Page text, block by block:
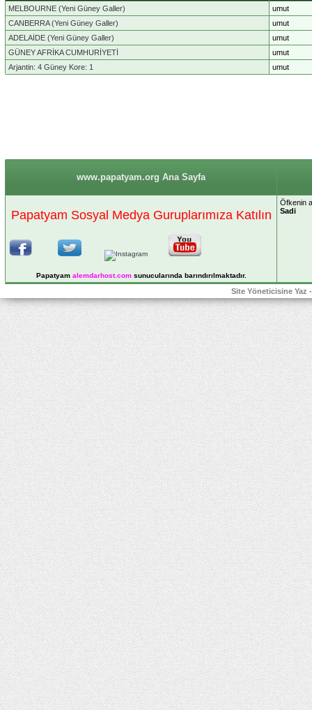
MELBOURNE (Yeni Güney Galler)
umut
CANBERRA (Yeni Güney Galler)
umut
ADELAİDE (Yeni Güney Galler)
umut
GÜNEY AFRİKA CUMHURİYETİ
umut
Arjantin: 4 Güney Kore: 1
umut
www.papatyam.org Ana Sayfa
Papatyam Sosyal Medya Guruplarımıza Katılın
Papatyam alemdarhost.comsunucularında barındırılmaktadır.
Öfkenin
Sadi
Site Yöneticisine Yaz